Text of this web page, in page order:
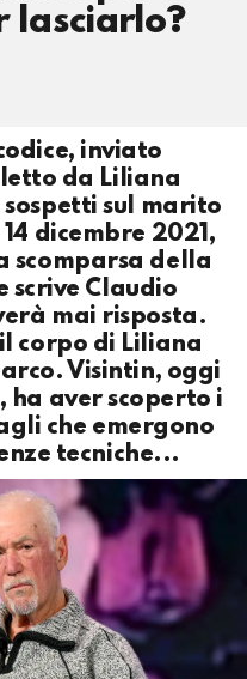
lasciarlo?
inviato
da Liliana
sospetti sul marito
dicembre 2021,
scomparsa della
scrive Claudio
mai risposta.
corpo di Liliana
Visintin, oggi
aver scoperto i
che emergono
tecniche...